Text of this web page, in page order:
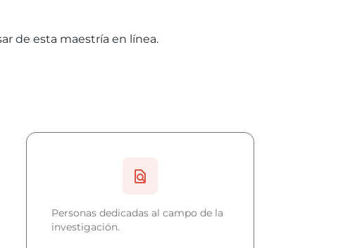
de esta maestría en línea.
Personas dedicadas al campo de la
investigación.